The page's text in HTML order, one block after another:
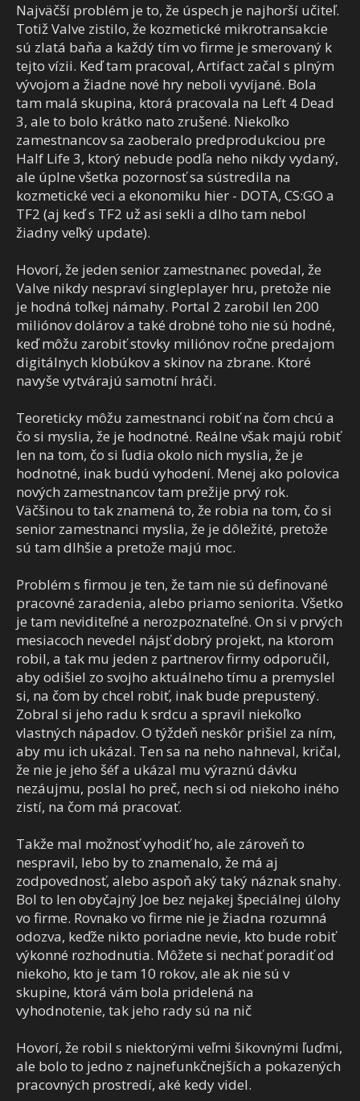
Najväčší problém je to, že úspech je najhorší učiteľ.
Totiž Valve zistilo, že kozmetické mikrotransakcie
sú zlatá baňa a každý tím vo firme je smerovaný k
tejto vízii. Keď tam pracoval, Artifact začal s plným
vývojom a žiadne nové hry neboli vyvíjané. Bola
tam malá skupina, ktorá pracovala na Left 4 Dead
3, ale to bolo krátko nato zrušené. Niekoľko
zamestnancov sa zaoberalo predprodukciou pre
Half Life 3, ktorý nebude podľa neho nikdy vydaný,
ale úplne všetka pozornosť sa sústredila na
kozmetické veci a ekonomiku hier - DOTA, CS:GO a
TF2 (aj keď s TF2 už asi sekli a dlho tam nebol
žiadny veľký update).
Hovorí, že jeden senior zamestnanec povedal, že
Valve nikdy nespraví singleplayer hru, pretože nie
je hodná toľkej námahy. Portal 2 zarobil len 200
miliónov dolárov a také drobné toho nie sú hodné,
keď môžu zarobiť stovky miliónov ročne predajom
digitálnych klobúkov a skinov na zbrane. Ktoré
navyše vytvárajú samotní hráči.
Teoreticky môžu zamestnanci robiť na čom chcú a
čo si myslia, že je hodnotné. Reálne však majú robiť
len na tom, čo si ľudia okolo nich myslia, že je
hodnotné, inak budú vyhodení. Menej ako polovica
nových zamestnancov tam prežije prvý rok.
Väčšinou to tak znamená to, že robia na tom, čo si
senior zamestnanci myslia, že je dôležité, pretože
sú tam dlhšie a pretože majú moc.
Problém s firmou je ten, že tam nie sú definované
pracovné zaradenia, alebo priamo seniorita. Všetko
je tam neviditeľné a nerozpoznateľné. On si v prvých
mesiacoch nevedel nájsť dobrý projekt, na ktorom
robil, a tak mu jeden z partnerov firmy odporučil,
aby odišiel zo svojho aktuálneho tímu a premyslel
si, na čom by chcel robiť, inak bude prepustený.
Zobral si jeho radu k srdcu a spravil niekoľko
vlastných nápadov. O týždeň neskôr prišiel za ním,
aby mu ich ukázal. Ten sa na neho nahneval, kričal,
že nie je jeho šéf a ukázal mu výraznú dávku
nezáujmu, poslal ho preč, nech si od niekoho iného
zistí, na čom má pracovať.
Takže mal možnosť vyhodiť ho, ale zároveň to
nespravil, lebo by to znamenalo, že má aj
zodpovednosť, alebo aspoň aký taký náznak snahy.
Bol to len obyčajný Joe bez nejakej špeciálnej úlohy
vo firme. Rovnako vo firme nie je žiadna rozumná
odozva, keďže nikto poriadne nevie, kto bude robiť
výkonné rozhodnutia. Môžete si nechať poradiť od
niekoho, kto je tam 10 rokov, ale ak nie sú v
skupine, ktorá vám bola pridelená na
vyhodnotenie, tak jeho rady sú na nič
Hovorí, že robil s niektorými veľmi šikovnými ľuďmi,
ale bolo to jedno z najnefunkčnejších a pokazených
pracovných prostredí, aké kedy videl.